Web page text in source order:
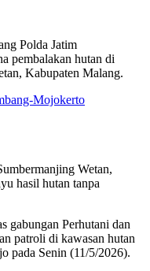
Polda Jatim
pembalakan hutan di
Kabupaten Malang.
Mojokerto
Wetan,
hasil hutan tanpa
gabungan Perhutani dan
patroli di kawasan hutan
pada Senin (11/5/2026).